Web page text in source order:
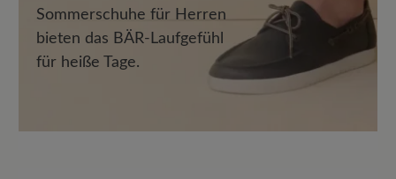
Sommerschuhe für Herren
bieten das BÄR-Laufgefühl
für heiße Tage.